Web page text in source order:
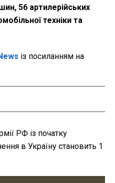
56 артилерійських
техніки та
із посиланням на
РФ із початку
в Україну становить 1